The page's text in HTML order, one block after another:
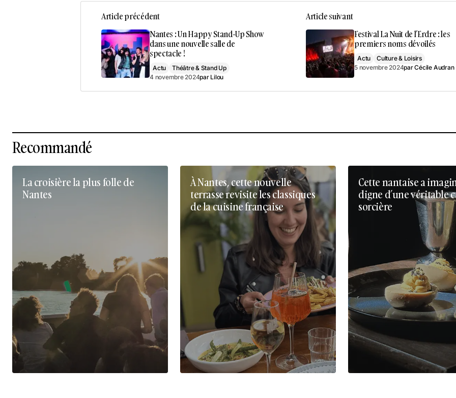
Article précédent
Nantes : Un Happy Stand-Up Show
dans une nouvelle salle de
spectacle !
Actu
Théâtre & Stand Up
4 novembre 2024par Lilou
Article suivant
Festival La Nuit de l’Erdre : les
premiers noms dévoilés
Actu
Culture & Loisirs
5 novembre 2024parCécile Audran
Recommandé
La croisière la plus folle de
Nantes
À Nantes, cette nouvelle
terrasse revisite les classiques
de la cuisine française
Cette nantaise a
digne d’une véritable
sorcière